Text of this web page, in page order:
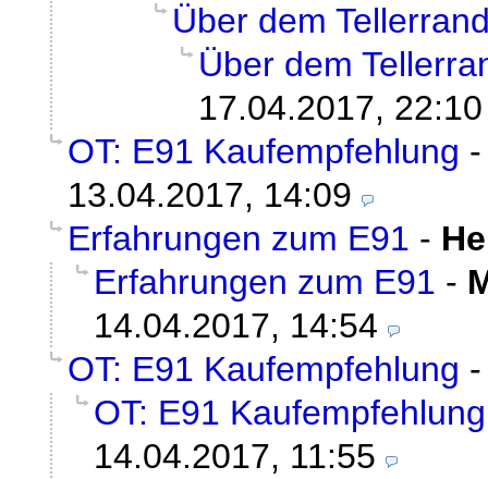
Über dem
Über dem
17.04.2017, 22:10
OT: E91 Kaufempfehlung
13.04.2017, 14:09
Erfahrungen zum E91 -
Erfahrungen zum E91 -
14.04.2017, 14:54
OT: E91 Kaufempfehlung
OT: E91 Kaufempfehlung
14.04.2017, 11:55